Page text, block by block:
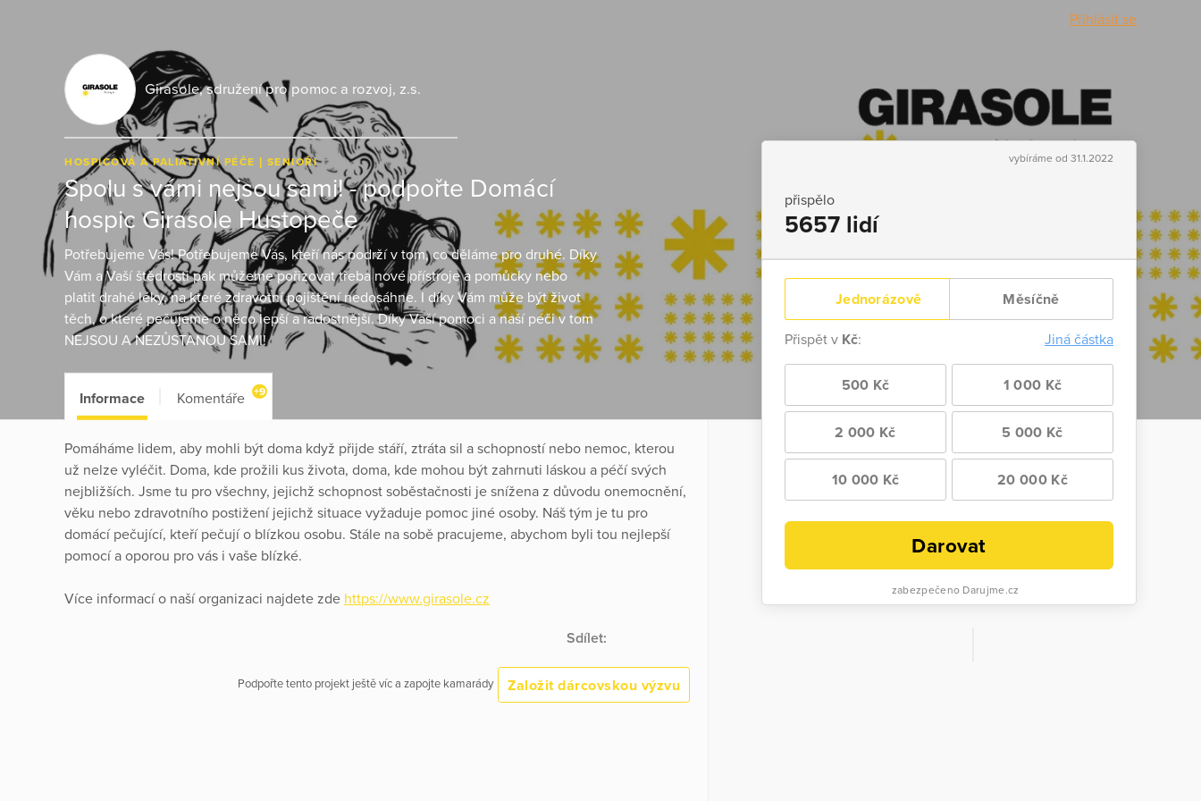
Přihlásit se
Girasole, sdružení pro pomoc a rozvoj, z.s.
HOSPICOVÁ A PALIATIVNÍ PÉČE SENIOŘI
Spolu s vámi nejsou sami! - podpořte Domácí
hospic Girasole Hustopeče
Potřebujeme Vás! Potřebujeme Vás, kteří nás podrží v tom, co děláme pro druhé. Díky
Vám a Vaší štědrosti pak můžeme pořizovat třeba nové přístroje a pomůcky nebo
platit drahé léky, na které zdravotní pojištění nedosáhne. I díky Vám může být život
těch, o které pečujeme o něco lepší a radostnější. Díky Vaší pomoci a naší péči v tom
NEJSOU A NEZŮSTANOU SAMI!
vybíráme od 31.1.2022
přispělo
5657 lidí
Jednorázově Měsíčně
Přispět v Kč: Jiná částka
500 Kč 1 000 Kč
2 000 Kč 5 000 Kč
10 000 Kč 20 000 Kč
Darovat
zabezpečeno Darujme.cz
Informace Komentáře +9
Pomáháme lidem, aby mohli být doma když přijde stáří, ztráta sil a schopností nebo nemoc, kterou
už nelze vyléčit. Doma, kde prožili kus života, doma, kde mohou být zahrnuti láskou a péčí svých
nejbližších. Jsme tu pro všechny, jejichž schopnost soběstačnosti je snížena z důvodu onemocnění,
věku nebo zdravotního postižení jejichž situace vyžaduje pomoc jiné osoby. Náš tým je tu pro
domácí pečující, kteří pečují o blízkou osobu. Stále na sobě pracujeme, abychom byli tou nejlepší
pomocí a oporou pro vás i vaše blízké.
Více informací o naší organizaci najdete zde https://www.girasole.cz
Sdílet:
Podpořte tento projekt ještě víc a zapojte kamarády Založit dárcovskou výzvu